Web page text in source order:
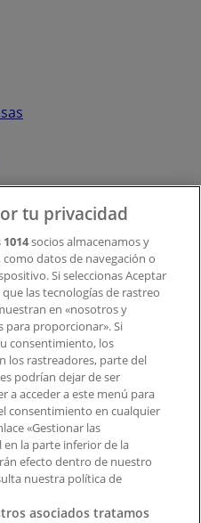
marketing
el mapa
en la web o en la
tu privacidad
1014socios almacenamos y
datos de navegación o
Si seleccionas Aceptar
las tecnologías de rastreo
en «nosotros y
proporcionar». Si
consentimiento, los
los rastreadores, parte del
podrían dejar de ser
a acceder a este menú para
consentimiento en cualquier
«Gestionar las
en la parte inferior de la
efecto dentro de nuestro
nuestra política de
asociados tratamos